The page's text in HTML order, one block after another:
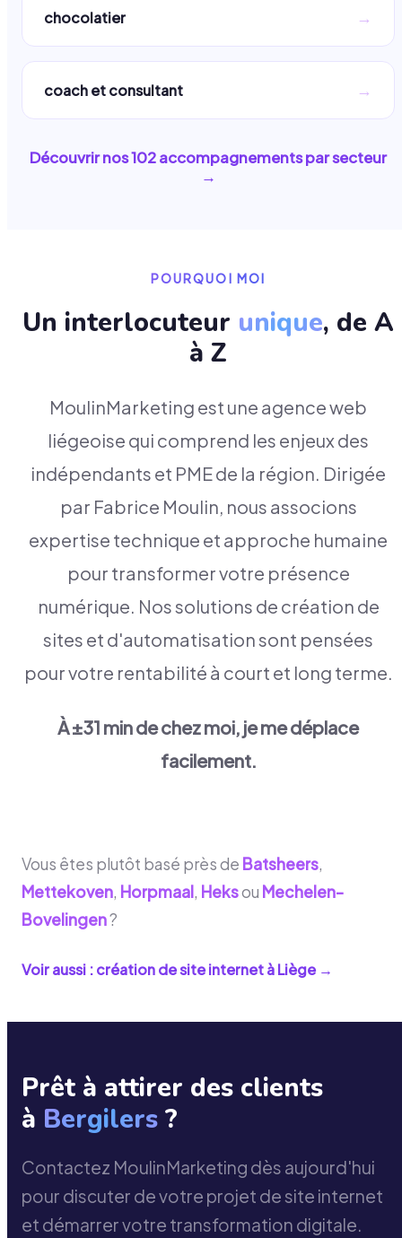
chocolatier →
coach et consultant →
Découvrir nos102accompagnements par secteur
→
POURQUOI MOI
Un interlocuteur unique, de A
à Z
MoulinMarketing est une agence web
liégeoise qui comprend les enjeux des
indépendants et PME de la région. Dirigée
par Fabrice Moulin, nous associons
expertise technique et approche humaine
pour transformer votre présence
numérique. Nos solutions de création de
sites et d'automatisation sont pensées
pour votre rentabilité à court et long terme.
À ±31 min de chez moi, je me déplace
facilement.
Vous êtes plutôt basé près de Batsheers,
Mettekoven, Horpmaal, Heksou Mechelen-
Bovelingen?
Voir aussi : création de site internet àLiège→
Prêt à attirer des clients
à Bergilers ?
Contactez MoulinMarketing dès aujourd'hui
pour discuter de votre projet de site internet
et démarrer votre transformation digitale.